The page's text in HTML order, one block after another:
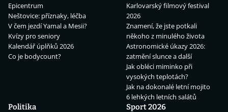
Epicentrum
Neštovice: příznaky, léčba
V čem jezdí Yamal a Mesii?
Kvízy pro seniory
Kalendář úplňků 2026
Co je bodycount?
Karlovarský filmový festival
2026
Znamení, že jste potkali
někoho z minulého života
Astronomické úkazy 2026:
zatmění slunce a další
Jak obléci miminko při
vysokých teplotách?
Jak na dokonalé letní mojito
6 lehkých letních salátů
Politika
Sport 2026